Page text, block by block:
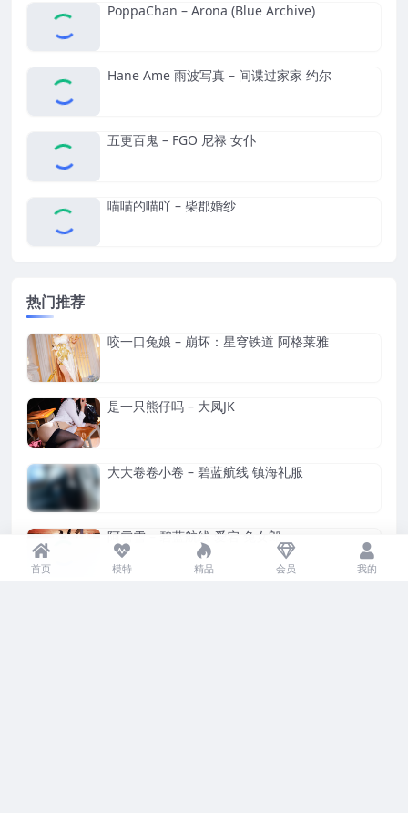
PoppaChan – Arona (Blue Archive)
Hane Ame 雨波写真 – 间谍过家家 约尔
五更百鬼 – FGO 尼禄 女仆
喵喵的喵吖 – 柴郡婚纱
热门推荐
咬一口兔娘 – 崩坏：星穹铁道 阿格莱雅
是一只熊仔吗 – 大凤JK
大大卷卷小卷 – 碧蓝航线 镇海礼服
阿雪雪 – 碧蓝航线 爱宕 兔女郎
首页 模特 精品 会员 我的